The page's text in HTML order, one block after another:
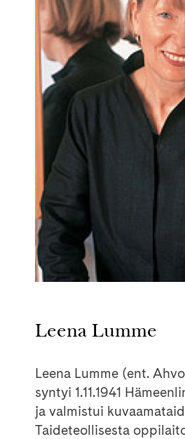
Leena Lumme
Leena Lumme (ent.
syntyi 1.11.1941
ja valmistui
Taideteollisesta